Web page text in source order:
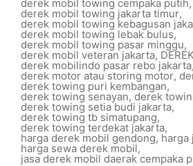
derek mobil towing cempaka putih,
derek mobil towing jakarta timur,
derek mobil towing kebagusan
derek mobil towing lebak bulus,
derek mobil towing pasar minggu,
derek mobil veteran jakarta,
derek mobilindo pasar rebo jakarta,
derek motor atau storing motor,
derek towing puri kembangan,
derek towing senayan, derek
derek towing setia budi jakarta,
derek towing tb simatupang,
derek towing terdekat jakarta,
harga derek mobil gendong, harga
harga sewa derek mobil,
jasa derek mobil daerak cempaka